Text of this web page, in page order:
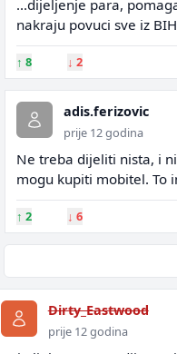
...dijeljenje para,
nakraju povuci sve iz
↑ 8 ↓ 2
adis.ferizovic
prije 12 godina
Ne treba dijeliti nista, i
mogu kupiti mobitel. To
↑ 2 ↓ 6
Dirty_Eastwood
prije 12 godina